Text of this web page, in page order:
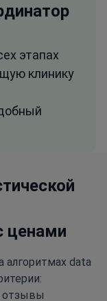
этапах
клинику
ценами
алгоритмах data
отзывы